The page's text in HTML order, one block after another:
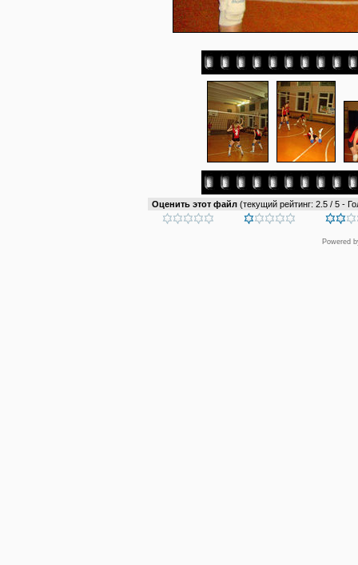
Оценить этот файл (текущий рейтинг: 2.5 / 5 -
Powered